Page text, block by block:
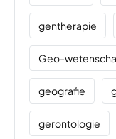
gentherapie
Geo-
geografie
gerontologie